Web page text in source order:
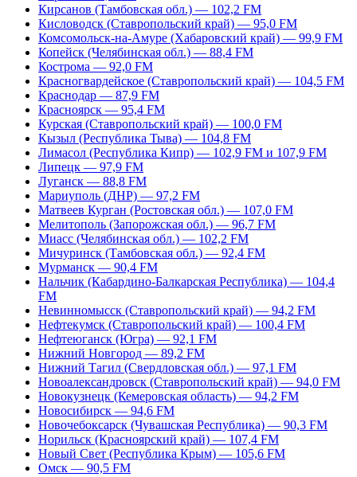
Кирсанов (Тамбовская обл.) — 102,2 FM
Кисловодск (Ставропольский край) — 95,0 FM
Комсомольск-на-Амуре (Хабаровский край) — 99,9 FM
Копейск (Челябинская обл.) — 88,4 FM
Кострома — 92,0 FM
Красногвардейское (Ставропольский край) — 104,5 FM
Краснодар — 87,9 FM
Красноярск — 95,4 FM
Курская (Ставропольский край) — 100,0 FM
Кызыл (Республика Тыва) — 104,8 FM
Лимасол (Республика Кипр) — 102,9 FM и 107,9 FM
Липецк — 97,9 FM
Луганск — 88,8 FM
Мариуполь (ДНР) — 97,2 FM
Матвеев Курган (Ростовская обл.) — 107,0 FM
Мелитополь (Запорожская обл.) — 96,7 FM
Миасс (Челябинская обл.) — 102,2 FM
Мичуринск (Тамбовская обл.) — 92,4 FM
Мурманск — 90,4 FM
Нальчик (Кабардино-Балкарская Республика) — 104,4
FM
Невинномысск (Ставропольский край) — 94,2 FM
Нефтекумск (Ставропольский край) — 100,4 FM
Нефтеюганск (Югра) — 92,1 FM
Нижний Новгород — 89,2 FM
Нижний Тагил (Свердловская обл.) — 97,1 FM
Новоалександровск (Ставропольский край) — 94,0 FM
Новокузнецк (Кемеровская область) — 94,2 FM
Новосибирск — 94,6 FM
Новочебоксарск (Чувашская Республика) — 90,3 FM
Норильск (Красноярский край) — 107,4 FM
Новый Свет (Республика Крым) — 105,6 FM
Омск — 90,5 FM